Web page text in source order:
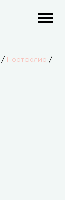
/ Портфолио /